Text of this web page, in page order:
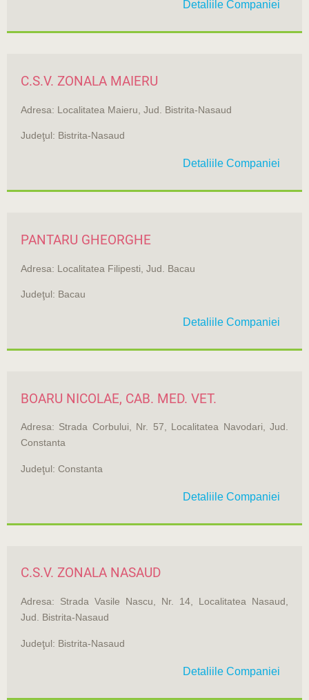
Detaliile Companiei
C.S.V. ZONALA MAIERU
Adresa: Localitatea Maieru, Jud. Bistrita-Nasaud
Judeţul: Bistrita-Nasaud
Detaliile Companiei
PANTARU GHEORGHE
Adresa: Localitatea Filipesti, Jud. Bacau
Judeţul: Bacau
Detaliile Companiei
BOARU NICOLAE, CAB. MED. VET.
Adresa: Strada Corbului, Nr. 57, Localitatea Navodari, Jud.
Constanta
Judeţul: Constanta
Detaliile Companiei
C.S.V. ZONALA NASAUD
Adresa: Strada Vasile Nascu, Nr. 14, Localitatea Nasaud,
Jud. Bistrita-Nasaud
Judeţul: Bistrita-Nasaud
Detaliile Companiei